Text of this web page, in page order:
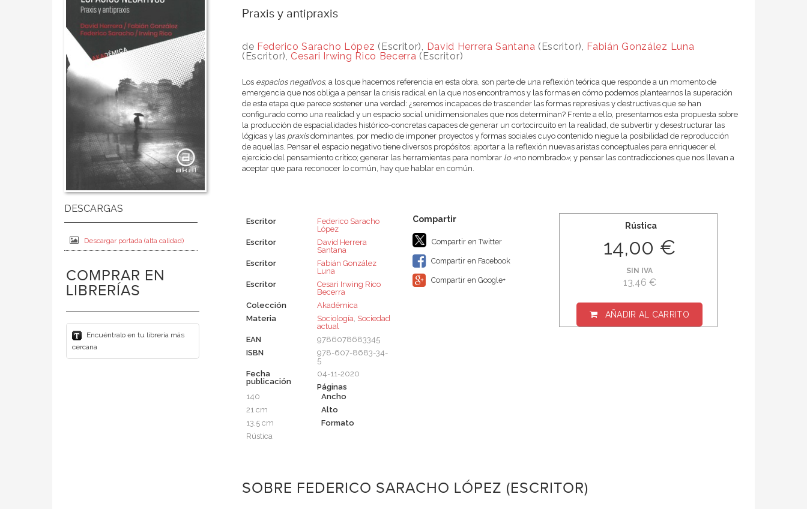
Descargar portada (alta calidad)
COMPRAR EN
LIBRERÍAS
Encuéntralo en tu librería más
cercana
Praxis y antipraxis
de Federico Saracho López (Escritor), David Herrera Santana (Escritor), Fabián González Luna
(Escritor), Cesari Irwing Rico Becerra (Escritor)
Los espacios negativos, a los que hacemos referencia en esta obra, son parte de una reflexión teórica que responde a un momento de
emergencia que nos obliga a pensar la crisis radical en la que nos encontramos y las formas en cómo podemos plantearnos la superación
de esta etapa que parece sostener una verdad: ¿seremos incapaces de trascender las formas represivas y destructivas que se han
configurado como una realidad y un espacio social unidimensionales que nos determinan? Frente a ello, presentamos esta propuesta sobre
la producción de espacialidades histórico-concretas capaces de generar un cortocircuito en la realidad, de subvertir y desestructurar las
lógicas y las praxisdominantes, por medio de imponer proyectos y formas sociales cuyo contenido niegue la posibilidad de reproducción
de aquellas. Pensar el espacio negativo tiene diversos propósitos: aportar a la reflexión nuevas aristas conceptuales para enriquecer el
ejercicio del pensamiento crítico; generar las herramientas para nombrar lo «no nombrado»; y pensar las contradicciones que nos llevan a
aceptar que para reconocer lo común, hay que hablar en común.
Escritor
Federico Saracho
López
Escritor
David Herrera
Santana
Escritor
Fabián González
Luna
Escritor
Cesari Irwing Rico
Becerra
Colección
Akadémica
Materia
Sociología, Sociedad
actual
EAN
9786078683345
ISBN
978-607-8683-34-
5
Fecha
publicación
04-11-2020
Páginas
140
Ancho
21 cm
Alto
13,5 cm
Formato
Rústica
Compartir en Twitter
Compartir en Facebook
Compartir en Google+
Rústica
14,00 €
SIN IVA
13,46 €
AÑADIR AL CARRITO
SOBRE FEDERICO SARACHO LÓPEZ (ESCRITOR)